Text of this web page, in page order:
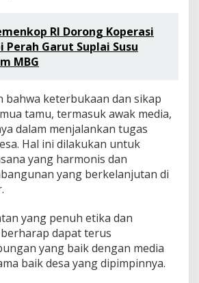
RI Dorong Koperasi
Perah Garut Suplai Susu
MBG
bahwa keterbukaan dan sikap
tamu, termasuk awak media,
dalam menjalankan tugas
Hal ini dilakukan untuk
yang harmonis dan
yang berkelanjutan di
yang penuh etika dan
dapat terus
yang baik dengan media
baik desa yang dipimpinnya.